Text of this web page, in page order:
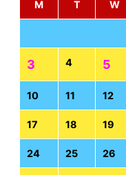
M T W
3 4 5
10 11 12
17 18 19
24 25 26